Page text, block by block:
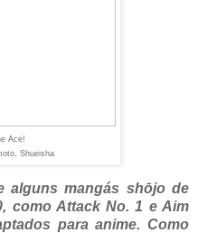
Ace!
Shueisha
alguns mangás shōjo de
como Attack No. 1 e Aim
para anime. Como